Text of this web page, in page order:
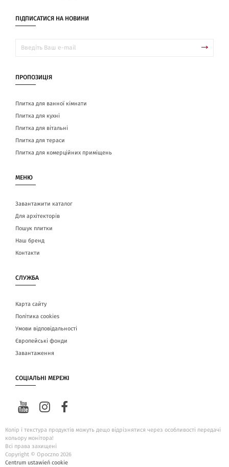
ПІДПИСАТИСЯ НА НОВИНИ
ПРОПОЗИЦІЯ
Плитка для ванної кімнати
Плитка для кухні
Плитка для вітальні
Плитка для тераси
Плитка для комерційних приміщень
МЕНЮ
Завантажити каталог
Для архітекторів
Пошук плитки
Наш бренд
Контакти
СЛУЖБА
Карта сайту
Політика cookies
Умови відповідальності
Європейські фонди
Завантаження
СОЦІАЛЬНІ МЕРЕЖІ
Колір і текстура продуктів можуть дещо відрізнятися через особливості передачі
кольору монітора!
Всі права захищені
Copyright © Opoczno 2026
Centrum ustawień cookie